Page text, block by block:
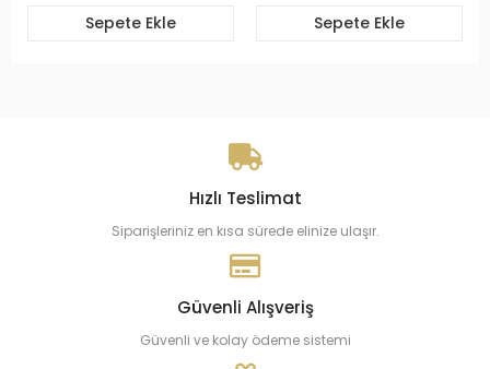
Sepete Ekle Sepete Ekle
Hızlı Teslimat
Siparişleriniz en kısa sürede elinize ulaşır.
Güvenli Alışveriş
Güvenli ve kolay ödeme sistemi